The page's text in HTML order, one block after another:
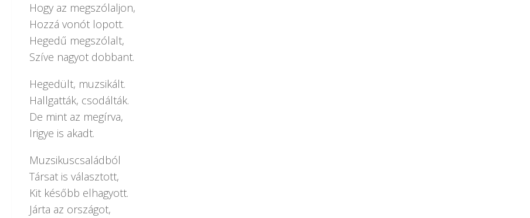
Hogy az megszólaljon,
Hozzá vonót lopott.
Hegedű megszólalt,
Szíve nagyot dobbant.
Hegedült, muzsikált.
Hallgatták, csodálták.
De mint az megírva,
Irigye is akadt.
Muzsikuscsaládból
Társat is választott,
Kit később elhagyott.
Járta az országot,